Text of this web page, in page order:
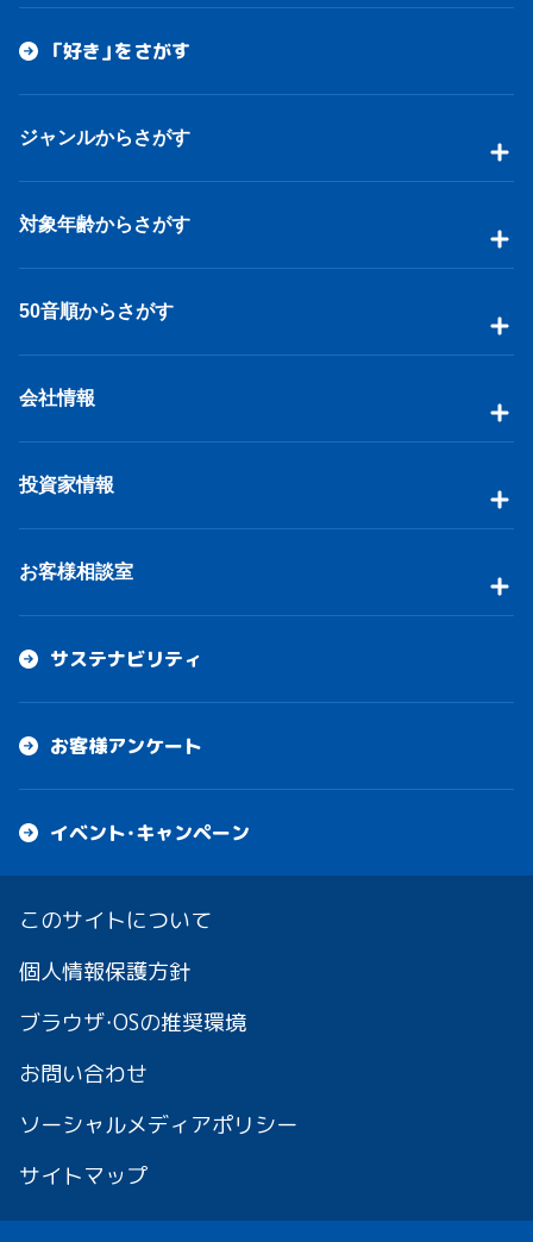
「好き」をさがす
ジャンルからさがす
対象年齢からさがす
50音順からさがす
会社情報
投資家情報
お客様相談室
サステナビリティ
お客様アンケート
イベント・キャンペーン
このサイトについて
個人情報保護方針
ブラウザ・OSの推奨環境
お問い合わせ
ソーシャルメディアポリシー
サイトマップ